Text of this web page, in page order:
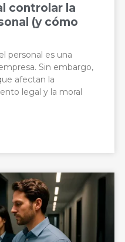
controlar la
(y cómo
personal es una
Sin embargo,
afectan la
legal y la moral